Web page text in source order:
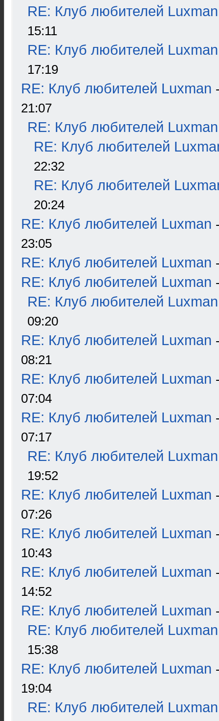
RE: Клуб любителей Luxman
15:11
RE: Клуб любителей Luxman
17:19
RE: Клуб любителей Luxman
21:07
RE: Клуб любителей Luxman
RE: Клуб любителей
22:32
RE: Клуб любителей
20:24
RE: Клуб любителей Luxman
23:05
RE: Клуб любителей Luxman
RE: Клуб любителей Luxman
RE: Клуб любителей Luxman
09:20
RE: Клуб любителей Luxman
08:21
RE: Клуб любителей Luxman
07:04
RE: Клуб любителей Luxman
07:17
RE: Клуб любителей Luxman
19:52
RE: Клуб любителей Luxman
07:26
RE: Клуб любителей Luxman
10:43
RE: Клуб любителей Luxman
14:52
RE: Клуб любителей Luxman
RE: Клуб любителей Luxman
15:38
RE: Клуб любителей Luxman
19:04
RE: Клуб любителей Luxman